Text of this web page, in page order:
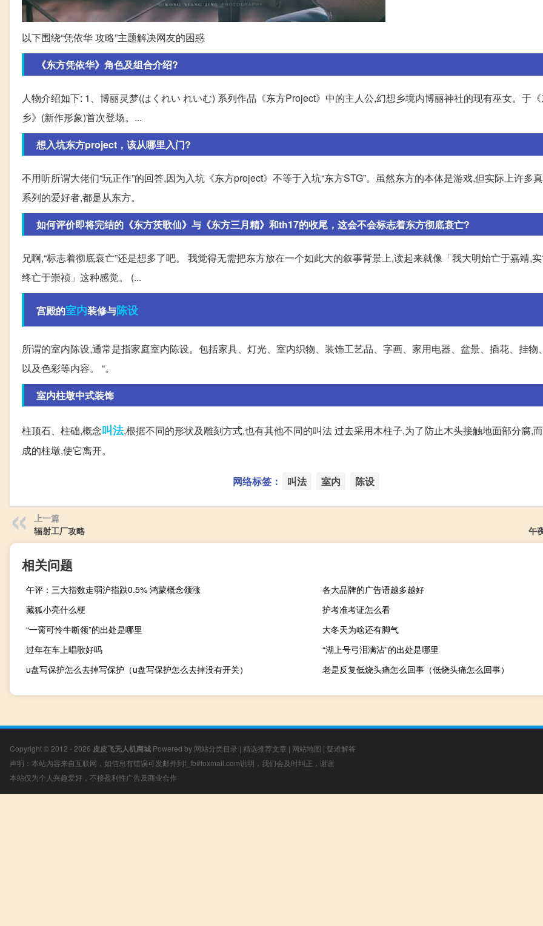
以下围绕“凭依华 攻略”主题解决网友的困惑
《东方凭依华》角色及组合介绍?
人物介绍如下: 1、博丽灵梦(はくれい れいむ) 系列作品《东方Project》中的主人公,幻想乡境内博丽神社的现有巫女。于
乡》(新作形象)首次登场。...
想入坑东方project，该从哪里入门?
不用听所谓大佬们“玩正作”的回答,因为入坑《东方project》不等于入坑“东方STG”。虽然东方的本体是游戏,但实际上许多
系列的爱好者,都是从东方。
如何评价即将完结的《东方茨歌仙》与《东方三月精》和th17的收尾，这会不会标志着东方彻底衰亡?
兄啊,“标志着彻底衰亡”还是想多了吧。 我觉得无需把东方放在一个如此大的叙事背景上,读起来就像「我大明始亡于嘉靖,
终亡于崇祯」这种感觉。 (...
宫殿的室内装修与陈设
所谓的室内陈设,通常是指家庭室内陈设。包括家具、灯光、室内织物、装饰工艺品、字画、家用电器、盆景、插花、挂物
以及色彩等内容。 “。
室内柱墩中式装饰
柱顶石、柱础,概念叫法,根据不同的形状及雕刻方式,也有其他不同的叫法 过去采用木柱子,为了防止木头接触地面部分腐,
成的柱墩,使它离开。
网络标签： 叫法 室内 陈设
上一篇
辐射工厂攻略
午
相关问题
午评：三大指数走弱沪指跌0.5% 鸿蒙概念领涨
各大品牌的广告语越多越好
藏狐小亮什么梗
护考准考证怎么看
“一脔可怜牛断领”的出处是哪里
大冬天为啥还有脚气
过年在车上唱歌好吗
“湖上号弓泪满沾”的出处是哪里
u盘写保护怎么去掉写保护（u盘写保护怎么去掉没有开关）
老是反复低烧头痛怎么回事（低烧头痛怎么回事）
Copyright © 2012 - 2026 皮皮飞无人机商城 Powered by 网站分类目录 | 精选推荐文章 | 网站地图 | 疑难解答
声明：本站内容来自互联网，如信息有错误可发邮件到f_fb#foxmail.com说明，我们会及时纠正，谢谢
本站仅为个人兴趣爱好，不接盈利性广告及商业合作